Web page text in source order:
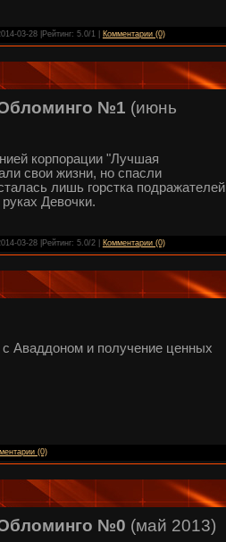
03-28|Рейтинг: 5.0/1 | Комментарии (0)
№1 (июнь
корпорации "Лучшая
свои жизни, но спасли
лишь горстка подражателей
Девочки.
03-28|Рейтинг: 5.0/2 | Комментарии (0)
Аваддоном и получение ценных
(0)
№0 (май 2013)